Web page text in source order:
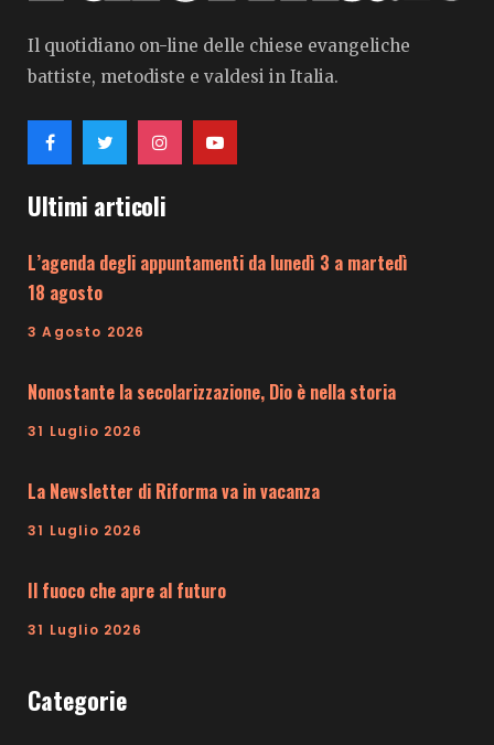
Il quotidiano on-line delle chiese evangeliche
battiste, metodiste e valdesi in Italia.
Ultimi articoli
L’agenda degli appuntamenti da lunedì 3 a martedì
18 agosto
3 Agosto 2026
Nonostante la secolarizzazione, Dio è nella storia
31 Luglio 2026
La Newsletter di Riforma va in vacanza
31 Luglio 2026
Il fuoco che apre al futuro
31 Luglio 2026
Categorie